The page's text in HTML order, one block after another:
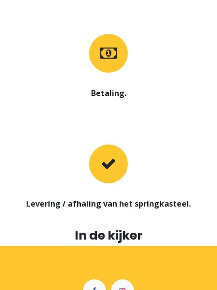
Betaling.
Levering / afhaling van het springkasteel.
In de kijker